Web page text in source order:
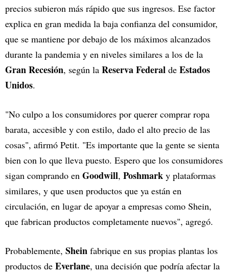
precios subieron más rápido que sus ingresos. Ese factor
explica en gran medida la baja confianza del consumidor,
que se mantiene por debajo de los máximos alcanzados
durante la pandemia y en niveles similares a los de la
Gran Recesión, según la Reserva Federal de Estados
Unidos.
"No culpo a los consumidores por querer comprar ropa
barata, accesible y con estilo, dado el alto precio de las
cosas", afirmó Petit. "Es importante que la gente se sienta
bien con lo que lleva puesto. Espero que los consumidores
sigan comprando en Goodwill, Poshmark y plataformas
similares, y que usen productos que ya están en
circulación, en lugar de apoyar a empresas como Shein,
que fabrican productos completamente nuevos", agregó.
Probablemente, Shein fabrique en sus propias plantas los
productos de Everlane, una decisión que podría afectar la